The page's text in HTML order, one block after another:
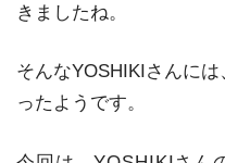
きましたね。
そんなYOSHIKIさんに
ったようです。